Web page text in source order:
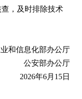
，及时排除技术
和信息化部办公厅
公安部办公厅
2026年6月15日